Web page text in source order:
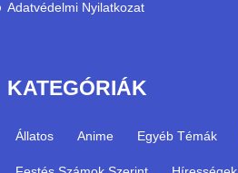
Adatvédelmi Nyilatkozat
KATEGÓRIÁK
Állatos Anime Egyéb Témák